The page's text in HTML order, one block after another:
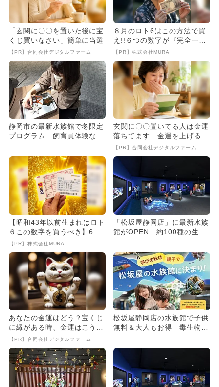
「玄関に〇〇を置いた後に宝
くじ買いなさい」簡単に当選
【PR】合同会社デジタルファーム
８月のロト6はこの方法で買
え!!６つの数字が『完全一
致』する方法
【PR】株式会社MURA
静岡市の最新水族館で冬限定
プログラム 飼育員体験など
玄関に〇〇置いてる人は金運
落ちてます…金運を上げる方
法とは
【PR】合同会社デジタルファーム
【昭和43年以前生まれはロト
６この数字を買うべき】6つ
の数字が「完全一致」する
【PR】株式会社MURA
「松坂屋静岡店」に最新水族
館がOPEN 約100種の生き
あなたの金運はどう？宝くじ
に縁がある時、金運はこう変
わる
【PR】合同会社デジタルファーム
松坂屋静岡店の水族館で子供
無料＆大人もお得 毒生物も